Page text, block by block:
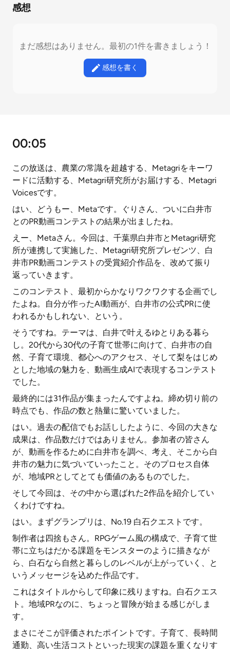
感想
まだ感想はありません。最初の1件を書きましょう！
感想を書く
00:05
この放送は、農業の常識を超越する、Metagriをキーワ
ードに活動する、Metagri研究所がお届けする、Metagri
Voicesです。
はい、どうもー、Metaです。ぐりさん、ついに白井市
とのPR動画コンテストの結果が出ましたね。
えー、Metaさん。今回は、千葉県白井市とMetagri研究
所が連携して実施した、Metagri研究所プレゼンツ、白
井市PR動画コンテストの受賞紹介作品を、改めて振り
返っていきます。
このコンテスト、最初からかなりワクワクする企画でし
たよね。自分が作ったAI動画が、白井市の公式PRに使
われるかもしれない、という。
そうですね。テーマは、白井で叶えるゆとりある暮ら
し。20代から30代の子育て世帯に向けて、白井市の自
然、子育て環境、都心へのアクセス、そして梨をはじめ
とした地域の魅力を、動画生成AIで表現するコンテスト
でした。
最終的には31作品が集まったんですよね。締め切り前の
時点でも、作品の数と熱量に驚いていました。
はい。過去の配信でもお話ししたように、今回の大きな
成果は、作品数だけではありません。参加者の皆さん
が、動画を作るために白井市を調べ、考え、そこから白
井市の魅力に気づいていったこと。そのプロセス自体
が、地域PRとしてとても価値のあるものでした。
そして今回は、その中から選ばれた2作品を紹介してい
くわけですね。
はい。まずグランプリは、No.19 白石クエストです。
制作者は四捨もさん。RPGゲーム風の構成で、子育て世
帯に立ちはだかる課題をモンスターのように描きなが
ら、白石なら自然と暮らしのレベルが上がっていく、と
いうメッセージを込めた作品です。
これはタイトルからして印象に残りますね。白石クエス
ト。地域PRなのに、ちょっと冒険が始まる感じがしま
す。
まさにそこが評価されたポイントです。子育て、長時間
通勤、高い生活コストといった現実の課題を重くなりす